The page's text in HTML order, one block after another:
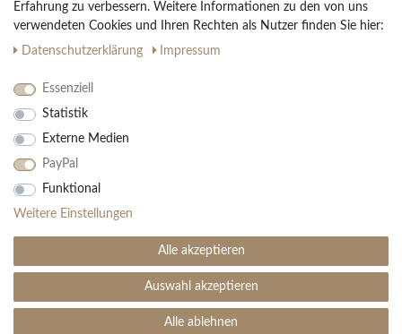
Impressum
Daten­schutz­erklärung
AGB
Ihre Vorteile
30 Tage Rückgaberecht
Große Auswahl
Kauf auf Rechnung
Einfache Auftragsverfolgung
© Copyright 2026 | Alle Rechte vorbehalten. - Teppich Boss | Realisation
Erfahrung zu verbessern. Weitere Informationen zu den von uns
verwendeten Cookies und Ihren Rechten als Nutzer finden Sie hier:
Daten­schutz­erklärung
Impressum
Essenziell
Statistik
Externe Medien
PayPal
Funktional
Weitere Einstellungen
Alle akzeptieren
Auswahl akzeptieren
Alle ablehnen
SEHR GUT (4.99 / 5)
Bewertungen bei: ebay.de, amazon.de ⓘ